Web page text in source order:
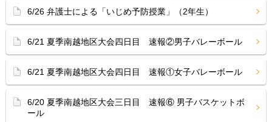
6/26 弁護士による「いじめ予防授業」（2年生）
6/21 夏季南越地区大会四日目 速報②男子バレーボール
6/21 夏季南越地区大会四日目 速報①女子バレーボール
6/20 夏季南越地区大会三日目 速報⑥ 男子バスケットボ
ール